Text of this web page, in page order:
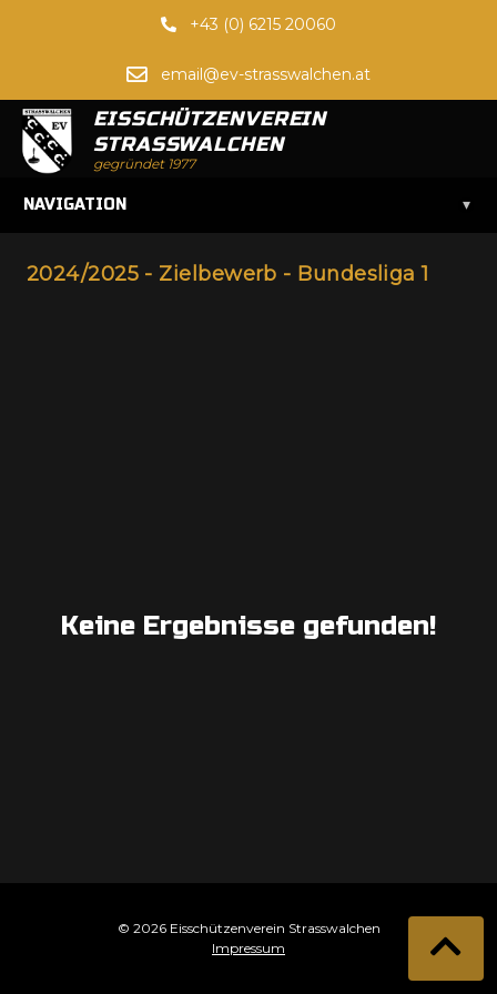
+43 (0) 6215 20060
email@ev-strasswalchen.at
EISSCHÜTZENVEREIN
STRASSWALCHEN
gegründet 1977
NAVIGATION ▾
2024/2025 - Zielbewerb - Bundesliga 1
Keine Ergebnisse gefunden!
© 2026 Eisschützenverein Strasswalchen
Impressum